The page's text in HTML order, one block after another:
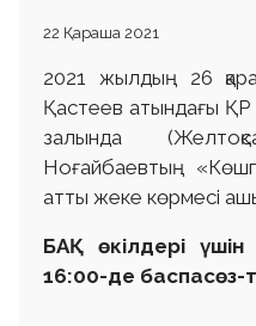
22 Қараша 2021
2021 жылдың 26
Қастеев атындағы
залында
Ноғайбаевтың
атты жеке көрмесі
БАҚ өкілдері
16:00-де баспасөз-